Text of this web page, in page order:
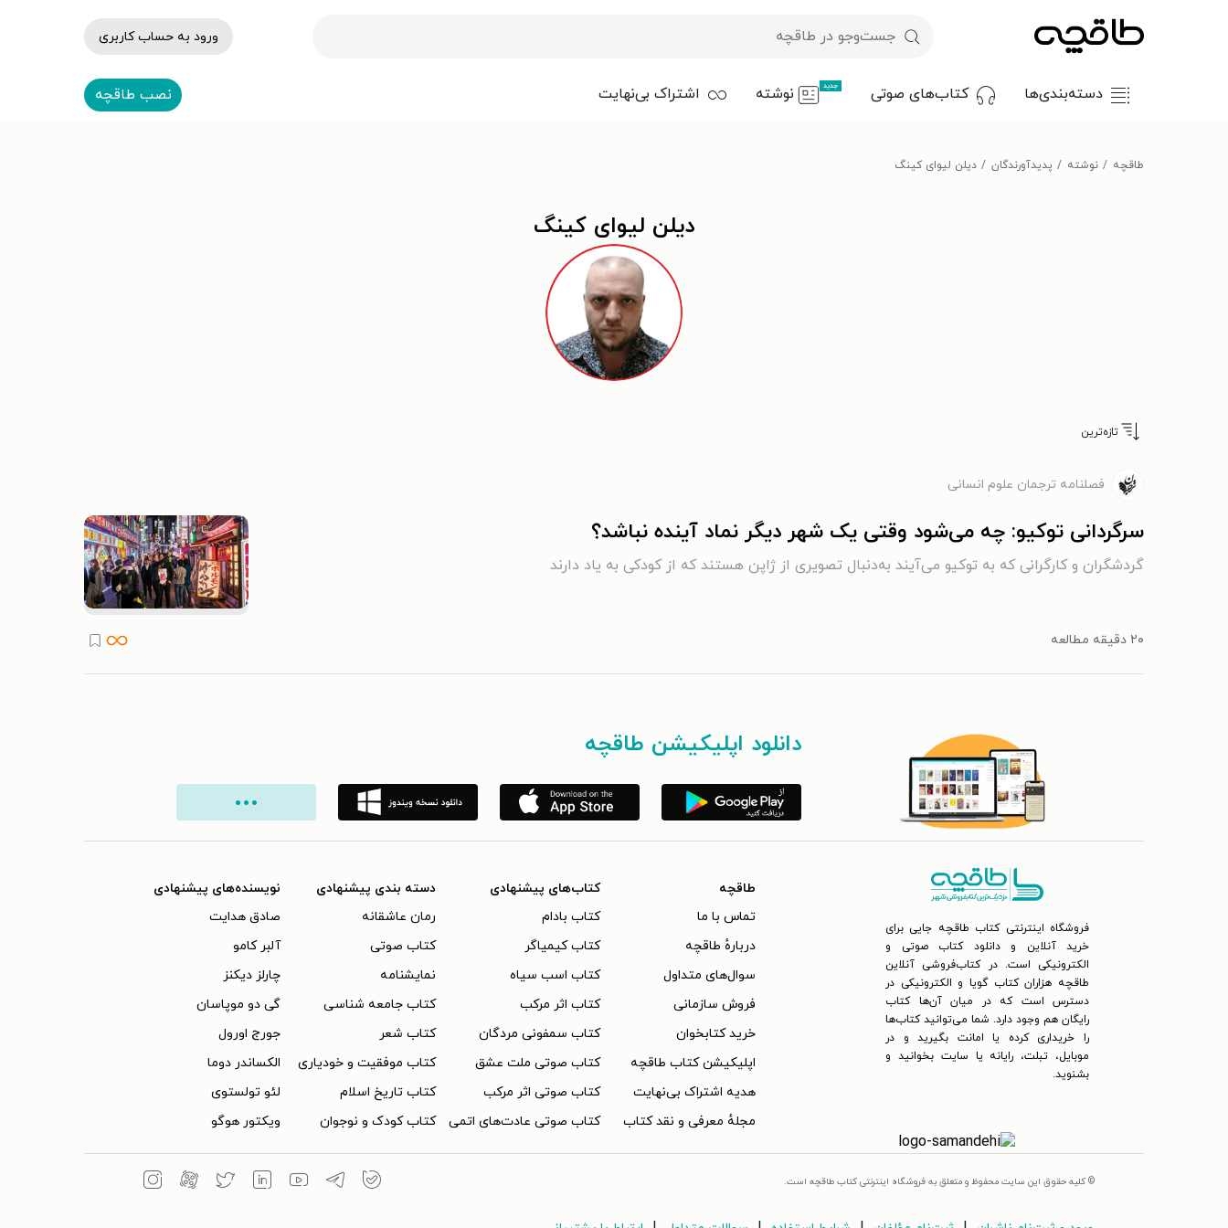
ورود به حساب کاربری
دسته‌بندی‌ها کتاب‌های صوتی جدید نوشته اشتراک بی‌نهایت نصب طاقچه
طاقچه نوشته پدیدآورندگان دیلن لیوای کینگ
دیلن لیوای کینگ
تازه‌ترین
فصلنامه ترجمان علوم انسانی
سرگردانی توکیو: چه می‌شود وقتی یک شهر دیگر نماد آینده نباشد؟
گردشگران و کارگرانی که به توکیو می‌آیند به‌دنبال تصویری از ژاپن هستند که از کودکی به یاد دارند
۲۰ دقیقه مطالعه
دانلود اپلیکیشن طاقچه
فروشگاه اینترنتی کتاب طاقچه جایی برای
خرید آنلاین و دانلود کتاب صوتی و
الکترونیکی است. در کتاب‌فروشی آنلاین
طاقچه هزاران کتاب گویا و الکترونیکی در
دسترس است که در میان آن‌ها کتاب
رایگان هم وجود دارد. شما می‌توانید کتاب‌ها
را خریداری کرده یا امانت بگیرید و در
موبایل، تبلت، رایانه یا سایت بخوانید و
بشنوید.
طاقچه
تماس با ما
دربارهٔ طاقچه
سوال‌های متداول
فروش سازمانی
خرید کتابخوان
اپلیکیشن کتاب طاقچه
هدیه اشتراک بی‌نهایت
مجلهٔ معرفی و نقد کتاب
کتاب‌های پیشنهادی
کتاب بادام
کتاب کیمیاگر
کتاب اسب سیاه
کتاب اثر مرکب
کتاب سمفونی مردگان
کتاب صوتی ملت عشق
کتاب صوتی اثر مرکب
کتاب صوتی عادت‌های اتمی
دسته بندی پیشنهادی
رمان عاشقانه
کتاب‌ صوتی
نمایشنامه
کتاب جامعه شناسی
کتاب شعر
کتاب موفقیت و خودیاری
کتاب تاریخ اسلام
کتاب کودک و نوجوان
نویسنده‌های پیشنهادی
صادق هدایت
آلبر کامو
چارلز دیکنز
گی دو موپاسان
جورج اورول
الکساندر دوما
لئو تولستوی
ویکتور هوگو
© کلیه حقوق این سایت محفوظ و متعلق به فروشگاه اینترنتی کتاب طاقچه است.